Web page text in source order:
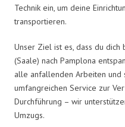
Technik ein, um deine
transportieren.
Unser Ziel ist es, dass du
(Saale) nach Pamplona
alle anfallenden Arbeiten und
umfangreichen Service zur
Durchführung – wir
Umzugs.